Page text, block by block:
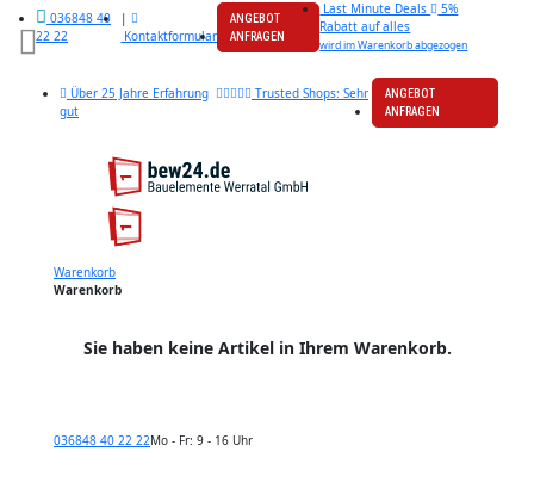
036848 40
22 22
|
Kontaktformular
ANGEBOT
ANFRAGEN
Last Minute Deals
5%
Rabatt auf alles
wird im Warenkorb abgezogen
Über 25 Jahre Erfahrung
Trusted Shops: Sehr
gut
ANGEBOT
ANFRAGEN
Warenkorb
Warenkorb
Sie haben keine Artikel in Ihrem Warenkorb.
036848 40 22 22Mo - Fr: 9 - 16 Uhr